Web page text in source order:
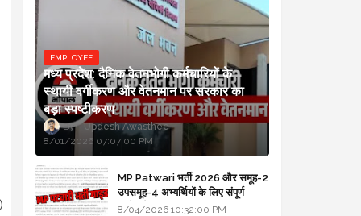
EMPLOYEE
मध्य प्रदेश: दैनिक वेतनभोगी कर्मचारियों के
स्थायी वर्गीकरण और वेतनमान पर सरकार का
बड़ा स्पष्टीकरण
Updesh Awasthee
8/01/2026 07:07:00 PM
MP Patwari भर्ती 2026 और समूह-2
उपसमूह-4 अभ्यर्थियों के लिए संपूर्ण
मार्गदर्शिका
8/04/2026 10:32:00 PM